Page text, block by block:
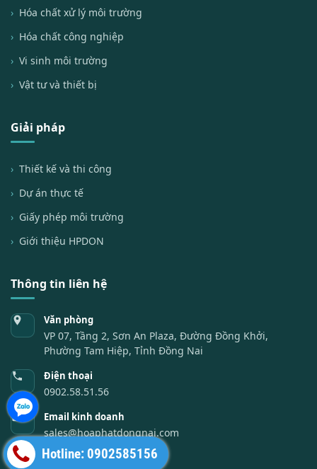
Hóa chất xử lý môi trường
Hóa chất công nghiệp
Vi sinh môi trường
Vật tư và thiết bị
Giải pháp
Thiết kế và thi công
Dự án thực tế
Giấy phép môi trường
Giới thiệu HPDON
Thông tin liên hệ
Văn phòng
VP 07, Tầng 2, Sơn An Plaza, Đường Đồng Khởi,
Phường Tam Hiệp, Tỉnh Đồng Nai
Điện thoại
0902.58.51.56
Email kinh doanh
sales@hoaphatdongnai.com
Email kế toán
Hotline: 0902585156